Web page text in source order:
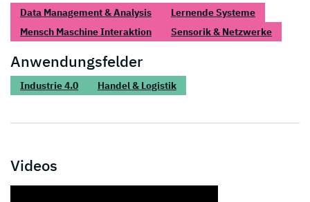
Data Management & Analysis
Lernende Systeme
Mensch Maschine Interaktion
Sensorik & Netzwerke
Anwendungsfelder
Industrie 4.0 Handel & Logistik
Videos